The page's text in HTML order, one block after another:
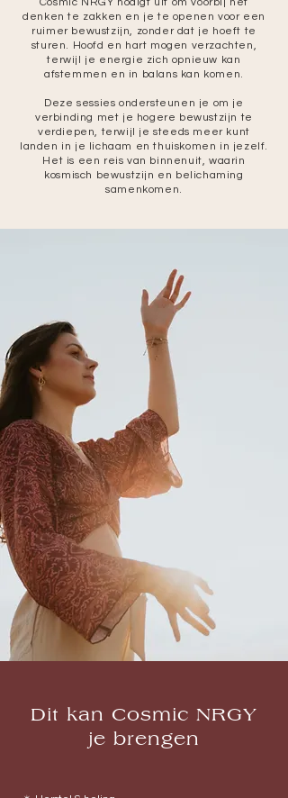
denken te zakken en je te openen voor een
ruimer bewustzijn, zonder dat je hoeft te
sturen. Hoofd en hart mogen verzachten,
terwijl je energie zich opnieuw kan
afstemmen en in balans kan komen.
Deze sessies ondersteunen je om je
verbinding met je hogere bewustzijn te
verdiepen, terwijl je steeds meer kunt
landen in je lichaam en thuiskomen in jezelf.
Het is een reis van binnenuit, waarin
kosmisch bewustzijn en belichaming
samenkomen.
Dit kan Cosmic NRGY
je brengen